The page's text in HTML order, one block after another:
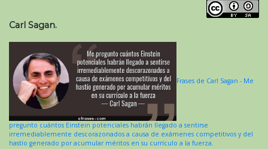
Carl Sagan.
Frases de Carl Sagan - Me
pregunto cuántos Einstein potenciales habrán llegado a sentirse
irremediablemente descorazonados a causa de exámenes competitivos y del
hastío generado por acumular méritos en su currículo a la fuerza.